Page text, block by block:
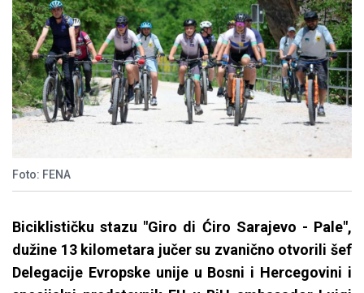
Foto: FENA
Biciklističku stazu "Giro di Ćiro Sarajevo - Pale",
dužine 13 kilometara jučer su zvanično otvorili šef
Delegacije Evropske unije u Bosni i Hercegovini i